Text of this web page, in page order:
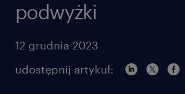
podwyżki
12 grudnia 2023
udostępnij artykuł: